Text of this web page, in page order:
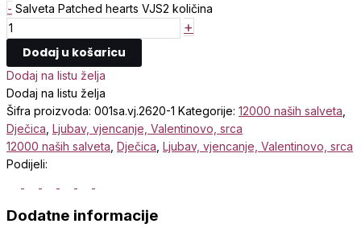
- Salveta Patched hearts VJS2 količina
+
Dodaj u košaricu
Dodaj na listu želja
Dodaj na listu želja
Šifra proizvoda: 001sa.vj.2620-1 Kategorije: 12000 naših salveta
Dječica Ljubav, vjencanje, Valentinovo, srca
12000 naših salveta Dječica Ljubav, vjencanje, Valentinovo, srca
Podijeli:
Dodatne informacije